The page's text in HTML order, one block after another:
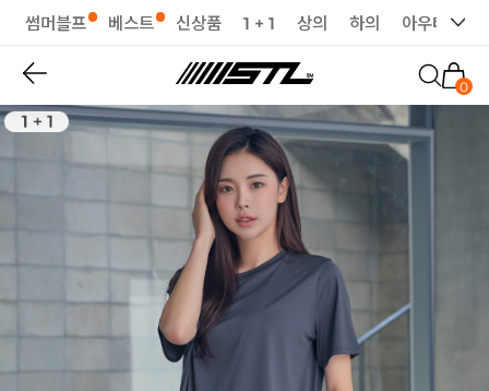
썸머블프 베스트 신상품 1 + 1 상의 하의 아우터
0